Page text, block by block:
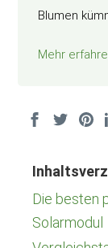
Blumen
Mehr
Die besten
Solarmodul